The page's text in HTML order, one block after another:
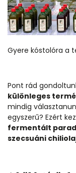
Gyere kóstolóra a
Pont rád
különleges
mindig
egyszerű? Ezért
fermentált
szecsuáni